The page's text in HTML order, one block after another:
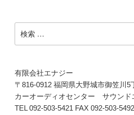
索:
有限会社エナジー
〒816-0912 福岡県大野城市御笠川5
カーオーディオセンター サウンド
TEL 092-503-5421 FAX 092-503-5492